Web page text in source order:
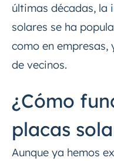
últimas décadas, la
solares se ha
como en empresas,
de vecinos.
¿Cómo
placas
Aunque ya hemos